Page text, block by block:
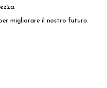
migliorare il nostro futuro.